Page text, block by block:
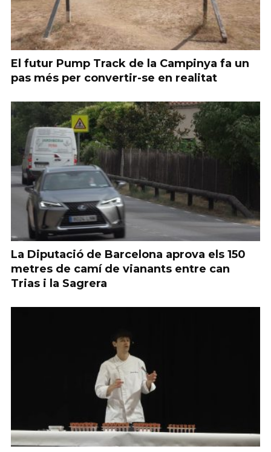
El futur Pump Track de la Campinya fa un
pas més per convertir-se en realitat
La Diputació de Barcelona aprova els 150
metres de camí de vianants entre can
Trias i la Sagrera